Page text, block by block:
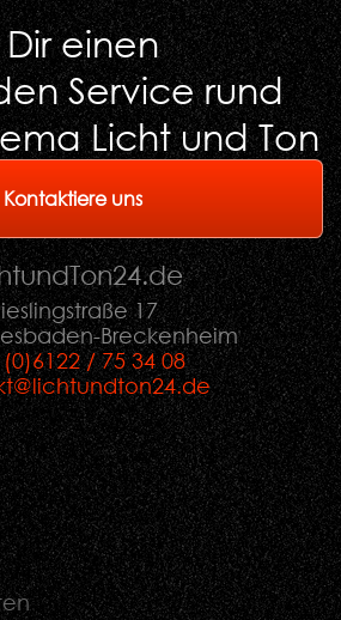
einen
Service rund
Licht und Ton
Kontaktiere uns
24.de
17
Breckenheim
(0)6122 / 75 34 08